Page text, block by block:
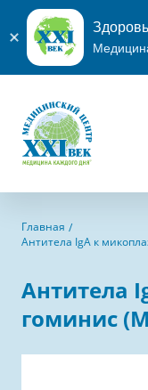
Главная
Антитела IgА к
Антитела
гоминис